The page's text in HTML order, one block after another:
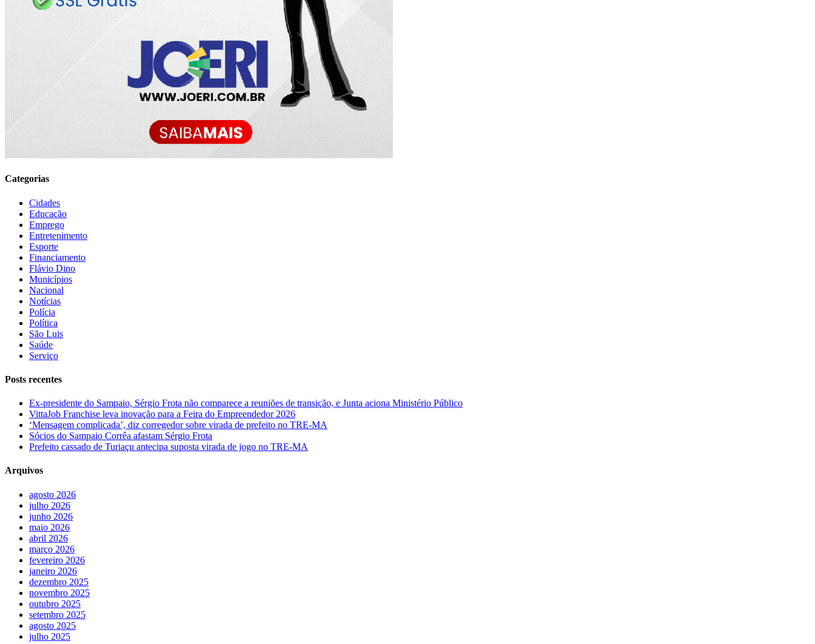
Categorias
Cidades
Educação
Emprego
Entretenimento
Esporte
Financiamento
Flávio Dino
Municípios
Nacional
Notícias
Polícia
Política
São Luis
Saúde
Serviço
Posts recentes
Ex-presidente do Sampaio, Sérgio Frota não comparece a reuniões de transição, e Junta aciona Ministério Público
VittaJob Franchise leva inovação para a Feira do Empreendedor 2026
‘Mensagem complicada’, diz corregedor sobre virada de prefeito no TRE-MA
Sócios do Sampaio Corrêa afastam Sérgio Frota
Prefeito cassado de Turiaçu antecipa suposta virada de jogo no TRE-MA
Arquivos
agosto 2026
julho 2026
junho 2026
maio 2026
abril 2026
março 2026
fevereiro 2026
janeiro 2026
dezembro 2025
novembro 2025
outubro 2025
setembro 2025
agosto 2025
julho 2025